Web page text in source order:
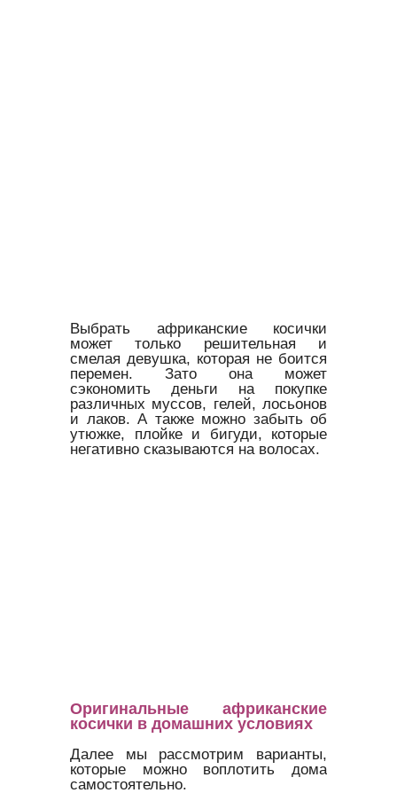
Выбрать африканские косички
может только решительная и
смелая девушка, которая не боится
перемен. Зато она может
сэкономить деньги на покупке
различных муссов, гелей, лосьонов
и лаков. А также можно забыть об
утюжке, плойке и бигуди, которые
негативно сказываются на волосах.
Оригинальные африканские
косички в домашних условиях
Далее мы рассмотрим варианты,
которые можно воплотить дома
самостоятельно.